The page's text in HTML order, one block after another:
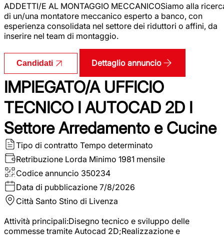
ADDETTI/E AL MONTAGGIO MECCANICOSiamo alla
di un/una montatore meccanico esperto a banco, con
esperienza consolidata nel settore dei riduttori o affini, da
inserire nel team di montaggio.
Candidati Dettaglio annuncio
IMPIEGATO/A UFFICIO
TECNICO I AUTOCAD 2D I
Settore Arredamento e Cucine
Tipo di contratto Tempo determinato
Retribuzione Lorda Minimo 1981 mensile
Codice annuncio 350234
Data di pubblicazione 7/8/2026
Città Santo Stino di Livenza
Attività principali:Disegno tecnico e sviluppo delle
commesse tramite Autocad 2D;Realizzazione e